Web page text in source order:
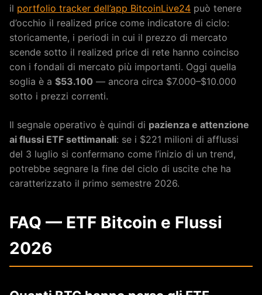
il portfolio tracker dell’app BitcoinLive24 può tenere
d’occhio il realized price come indicatore di ciclo:
storicamente, i periodi in cui il prezzo di mercato
scende sotto il realized price di rete hanno coinciso
con i fondali di mercato più importanti. Oggi quella
soglia è a $53.100 — ancora circa $7.000–$10.000
sotto i prezzi correnti.
Il segnale operativo è quindi di pazienza e attenzione
ai flussi ETF settimanali: se i $221 milioni di afflussi
del 3 luglio si confermano come l’inizio di un trend,
potrebbe segnare la fine del ciclo di uscite che ha
caratterizzato il primo semestre 2026.
FAQ — ETF Bitcoin e Flussi
2026